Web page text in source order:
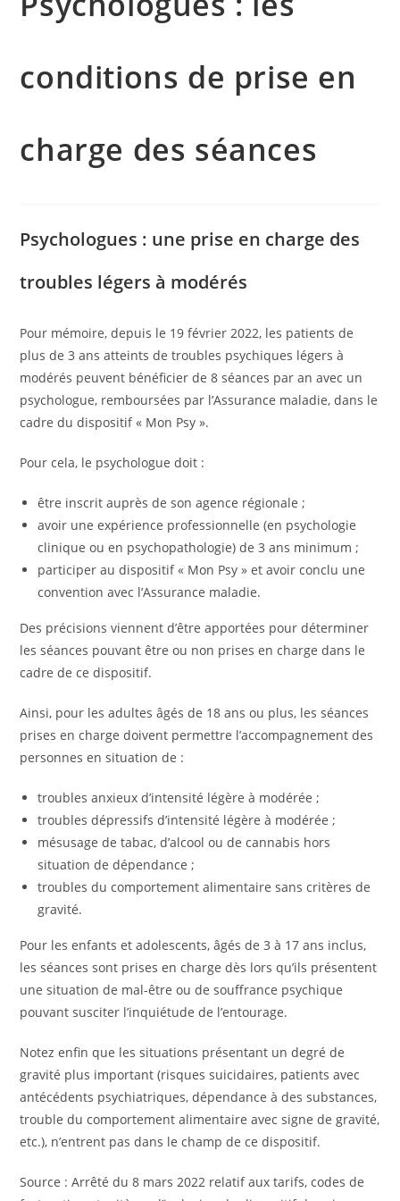
conditions de prise en
charge des séances
Psychologues : une prise en charge des
troubles légers à modérés
Pour mémoire, depuis le 19 février 2022, les patients de
plus de 3 ans atteints de troubles psychiques légers à
modérés peuvent bénéficier de 8 séances par an avec un
psychologue, remboursées par l’Assurance maladie, dans le
cadre du dispositif « Mon Psy ».
Pour cela, le psychologue doit :
être inscrit auprès de son agence régionale ;
avoir une expérience professionnelle (en psychologie
clinique ou en psychopathologie) de 3 ans minimum ;
participer au dispositif « Mon Psy » et avoir conclu une
convention avec l’Assurance maladie.
Des précisions viennent d’être apportées pour déterminer
les séances pouvant être ou non prises en charge dans le
cadre de ce dispositif.
Ainsi, pour les adultes âgés de 18 ans ou plus, les séances
prises en charge doivent permettre l’accompagnement des
personnes en situation de :
troubles anxieux d’intensité légère à modérée ;
troubles dépressifs d’intensité légère à modérée ;
mésusage de tabac, d’alcool ou de cannabis hors
situation de dépendance ;
troubles du comportement alimentaire sans critères de
gravité.
Pour les enfants et adolescents, âgés de 3 à 17 ans inclus,
les séances sont prises en charge dès lors qu’ils présentent
une situation de mal-être ou de souffrance psychique
pouvant susciter l’inquiétude de l’entourage.
Notez enfin que les situations présentant un degré de
gravité plus important (risques suicidaires, patients avec
antécédents psychiatriques, dépendance à des substances,
trouble du comportement alimentaire avec signe de gravité,
etc.), n’entrent pas dans le champ de ce dispositif.
Source : Arrêté du 8 mars 2022 relatif aux tarifs, codes de